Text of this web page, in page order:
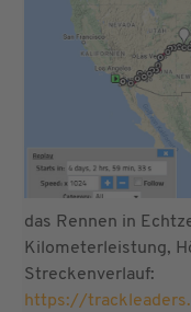
das Rennen in
Kilometerleistung,
Streckenverlauf:
https://